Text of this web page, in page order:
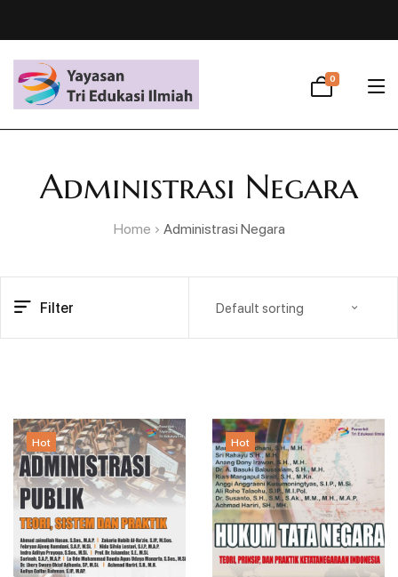
0
Administrasi Negara
Home Administrasi Negara
Filter Default sorting
Hot Hot